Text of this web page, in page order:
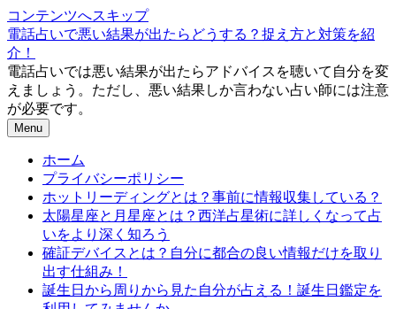
コンテンツへスキップ
電話占いで悪い結果が出たらどうする？捉え方と対策を紹
介！
電話占いでは悪い結果が出たらアドバイスを聴いて自分を変
えましょう。ただし、悪い結果しか言わない占い師には注意
が必要です。
Menu
ホーム
プライバシーポリシー
ホットリーディングとは？事前に情報収集している？
太陽星座と月星座とは？西洋占星術に詳しくなって占
いをより深く知ろう
確証デバイスとは？自分に都合の良い情報だけを取り
出す仕組み！
誕生日から周りから見た自分が占える！誕生日鑑定を